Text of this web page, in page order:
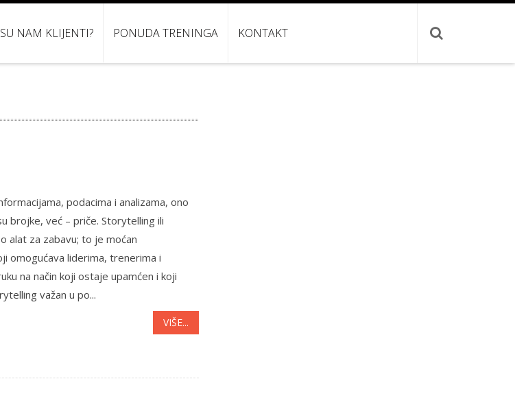
NAM KLIJENTI? PONUDA TRENINGA KONTAKT
podacima i analizama, ono
brojke, već – priče. Storytelling ili
alat za zabavu; to je moćan
omogućava liderima, trenerima i
na način koji ostaje upamćen i koji
važan u po...
VIŠE...